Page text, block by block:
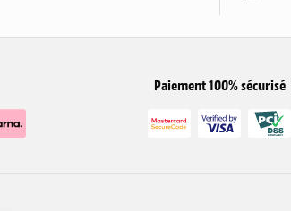
Paiement 100% sécurisé